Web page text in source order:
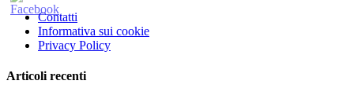
Contatti
Informativa sui cookie
Privacy Policy
Articoli recenti